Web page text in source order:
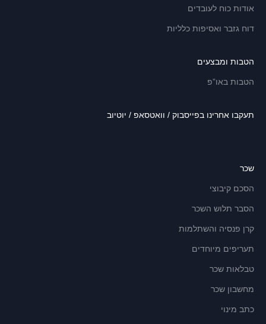
אודות כוח לעובדים
דוח גזבר ואסיפות כלליות
הטבות ומבצעים
הטבות באו”פ
תעקבו אחרינו בפייסבוק / וואטסאפ / יוטיוב
שכר
הסכם קיבוצי
הסבר תלוש השכר
קרן פנסיה והשתלמות
תעריפים מיוחדים
טבלאות שכר
מחשבון שכר
כתב מינוי